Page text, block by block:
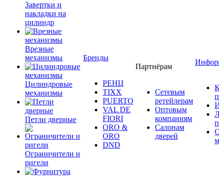
Завертки и
накладки на
цилиндр
Врезные
механизмы
Цилиндровые
механизмы
Петли дверные
Ограничители и
ригели
Бренды
РЕНЦ
TIXX
PUERTO
VAL DE
FIORI
ORO &
ORO
DND
Партнёрам
Сетевым
ретейлерам
Оптовым
компаниям
Салонам
дверей